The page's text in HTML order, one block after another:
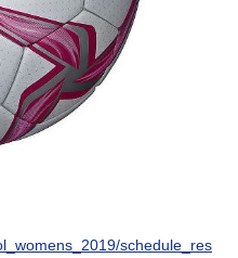
schedule_res